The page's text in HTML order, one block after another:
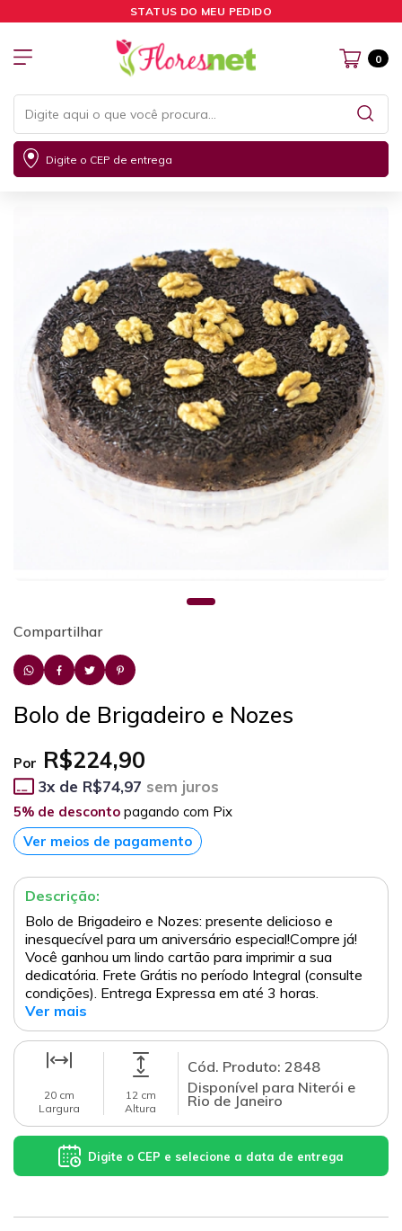
STATUS DO MEU PEDIDO
0
Digite o CEP de entrega
Compartilhar
Bolo de Brigadeiro e Nozes
Por R$224,90
3x de R$74,97 sem juros
5% de desconto pagando com Pix
Ver meios de pagamento
Descrição:
Bolo de Brigadeiro e Nozes: presente delicioso e
inesquecível para um aniversário especial!Compre já!
Você ganhou um lindo cartão para imprimir a sua
dedicatória. Frete Grátis no período Integral (consulte
condições). Entrega Expressa em até 3 horas.
Ver mais
20 cm
Largura
12 cm
Altura
Cód. Produto: 2848
Disponível para Niterói e
Rio de Janeiro
Digite o CEP e selecione a data de entrega